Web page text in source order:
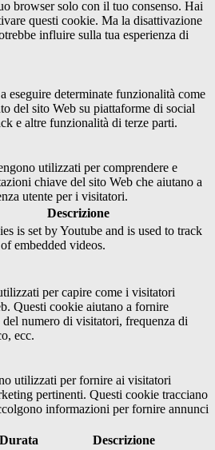
browser solo con il tuo consenso. Hai
questi cookie. Ma la disattivazione
influire sulla tua esperienza di
eseguire determinate funzionalità come
del sito Web su piattaforme di social
e altre funzionalità di terze parti.
utilizzati per comprendere e
chiave del sito Web che aiutano a
utente per i visitatori.
Descrizione
is set by Youtube and is used to track
embedded videos.
per capire come i visitatori
Questi cookie aiutano a fornire
numero di visitatori, frequenza di
ecc.
utilizzati per fornire ai visitatori
pertinenti. Questi cookie tracciano
informazioni per fornire annunci
Durata Descrizione